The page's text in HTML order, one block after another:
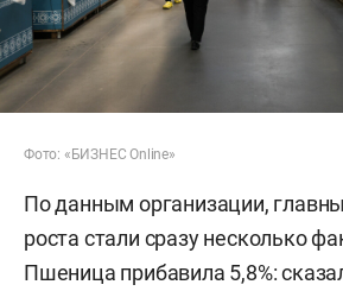
Фото: «БИЗНЕС Online»
По данным организации,
роста стали сразу несколько
Пшеница прибавила 5,8%: